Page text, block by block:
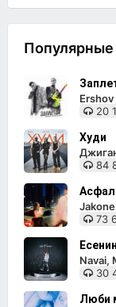
Популярные
20
Худи
84
73
Есенин
Navai,
30
Люби